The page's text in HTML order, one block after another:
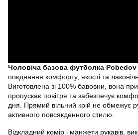
Чоловіча базова футболка Pobedov
поєднання комфорту, якості та
Виготовлена зі 100% бавовни, вона
пропускає повітря та забезпечує
дня. Прямий вільний крій не обмежує
активного повсякденного стилю.
Відкладний комір і манжети рукавів,